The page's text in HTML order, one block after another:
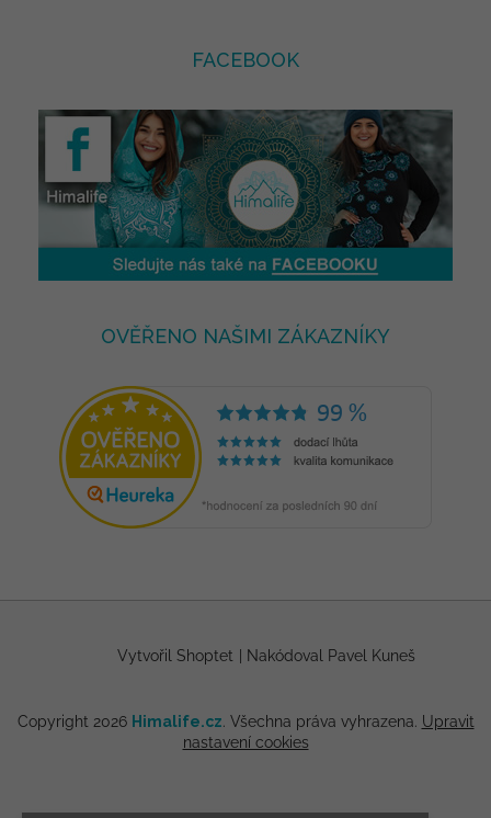
FACEBOOK
OVĚŘENO NAŠIMI ZÁKAZNÍKY
Vytvořil Shoptet Nakódoval Pavel Kuneš
Copyright 2026 Himalife.cz. Všechna práva vyhrazena. Upravit
nastavení cookies